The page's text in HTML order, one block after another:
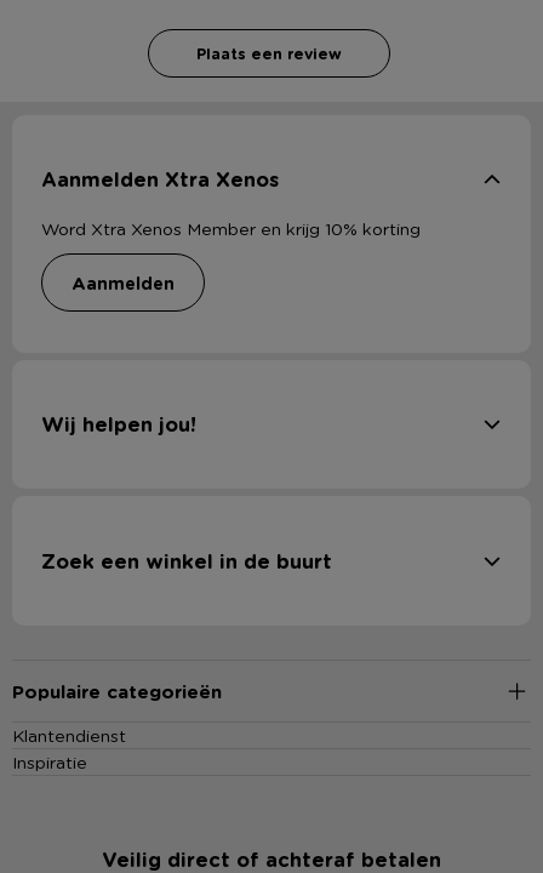
Plaats een review
Aanmelden Xtra Xenos
Word Xtra Xenos Member en krijg 10% korting
aanmelden
Wij helpen jou!
Zoek een winkel in de buurt
Populaire categorieën
Klantendienst
Inspiratie
Veilig direct of achteraf betalen